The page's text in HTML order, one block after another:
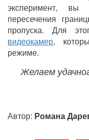
эксперимент,
пересечения
пропуска. Для
видеокамер,
режиме.
Желаем
Автор: Романа